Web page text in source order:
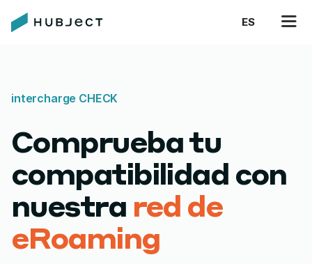
ES
intercharge CHECK
Comprueba tu
compatibilidad con
nuestra red de
eRoaming